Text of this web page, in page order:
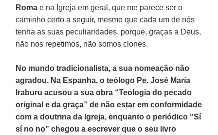
Roma e na Igreja em geral, que me parece ser o
caminho certo a seguir, mesmo que cada um de nós
tenha as suas peculiaridades, porque, graças a Deus,
não nos repetimos, não somos clones.
No mundo tradicionalista, a sua nomeação não
agradou. Na Espanha, o teólogo Pe. José María
Iraburu acusou a sua obra “Teologia do pecado
original e da graça” de não estar em conformidade
com a doutrina da Igreja, enquanto o periódico “Sí
sí no no” chegou a escrever que o seu livro